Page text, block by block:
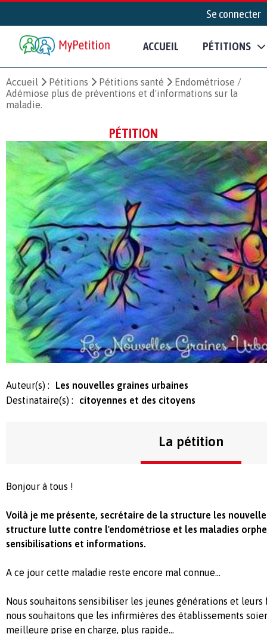
Se connecter
ACCUEIL PÉTITIONS
Accueil Pétitions Pétitions santé
Endométriose /
Adémiose plus de préventions et d'informations sur la
maladie.
PÉTITION
Auteur(s) :
Les nouvelles graines urbaines
Destinataire(s) :
citoyennes et des citoyens
La pétition
Bonjour à tous !
Voilà je me présente, secrétaire de la structure les
structure lutte contre l'endométriose et les maladies
sensibilisations et informations.
A ce jour cette maladie reste encore mal connue...
Nous souhaitons sensibiliser les jeunes générations et
nous souhaitons que les infirmières des établissements
meilleure prise en charge, plus rapide...